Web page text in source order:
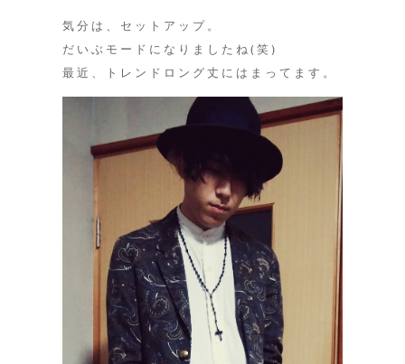
気分は、セットアップ。
だいぶモードになりましたね(笑)
最近、トレンドロング丈にはまってます。